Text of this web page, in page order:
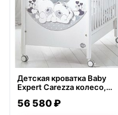
Детская кроватка Baby
Expert Carezza колесо,
56 580 ₽